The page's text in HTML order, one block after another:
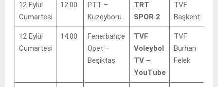
12 Eylül
Cumartesi
12.00
PTT –
Kuzeyboru
TRT
SPOR 2
TVF
Başkent
12 Eylül
Cumartesi
14.00
Fenerbahçe
Opet –
Beşiktaş
TVF
Voleybol
TV –
YouTube
TVF
Burhan
Felek